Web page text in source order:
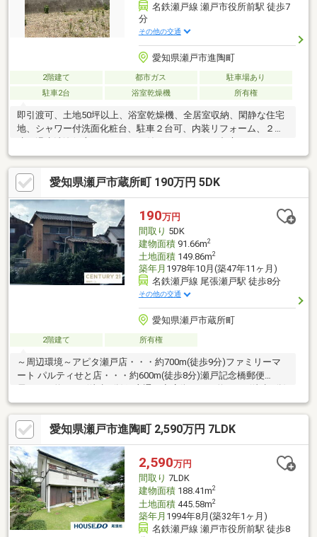
名鉄瀬戸線 瀬戸市役所前駅 徒歩7
分
その他の交通
愛知県瀬戸市進陶町
2階建て 都市ガス
駐車場あり
駐車2台
浴室乾燥機 所有権
即引渡可、土地50坪以上、浴室乾燥機、全居室収納、閑静な住宅
地、シャワー付洗面化粧台、駐車２台可、内装リフォーム、２階
愛知県瀬戸市蔵所町 190万円 5DK
190万円
間取り 5DK
建物面積91.66m2
土地面積149.86m2
築年月 1978年10月(築47年11ヶ月)
名鉄瀬戸線 尾張瀬戸駅 徒歩8分
その他の交通
愛知県瀬戸市蔵所町
2階建て 所有権
～周辺環境～アピタ瀬戸店・・・約700m(徒歩9分)ファミリーマ
ート パルティせと店・・・約600m(徒歩8分)瀬戸記念橋郵便
末広町商店街・・・約200m(徒歩3分)瀬戸蔵ミュージアム・・・
約140m(徒歩2分)
愛知県瀬戸市進陶町 2,590万円 7LDK
2,590万円
間取り 7LDK
建物面積188.41m2
土地面積445.58m2
築年月 1994年8月(築32年1ヶ月)
名鉄瀬戸線 瀬戸市役所前駅 徒歩8